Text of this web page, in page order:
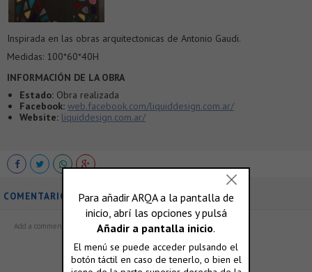
Inspirada en las obras arquitectonicas de Antonio Gaudi.
Medidas: 100*60*40H
INFORMACIÓN DE LA OBRA
Estado: Obra realizada
Facebook: web.facebook.com/liquiddesign.com.ar/
Website: liquiddesign.com.ar/
COMENTARIOS
ó accedé con